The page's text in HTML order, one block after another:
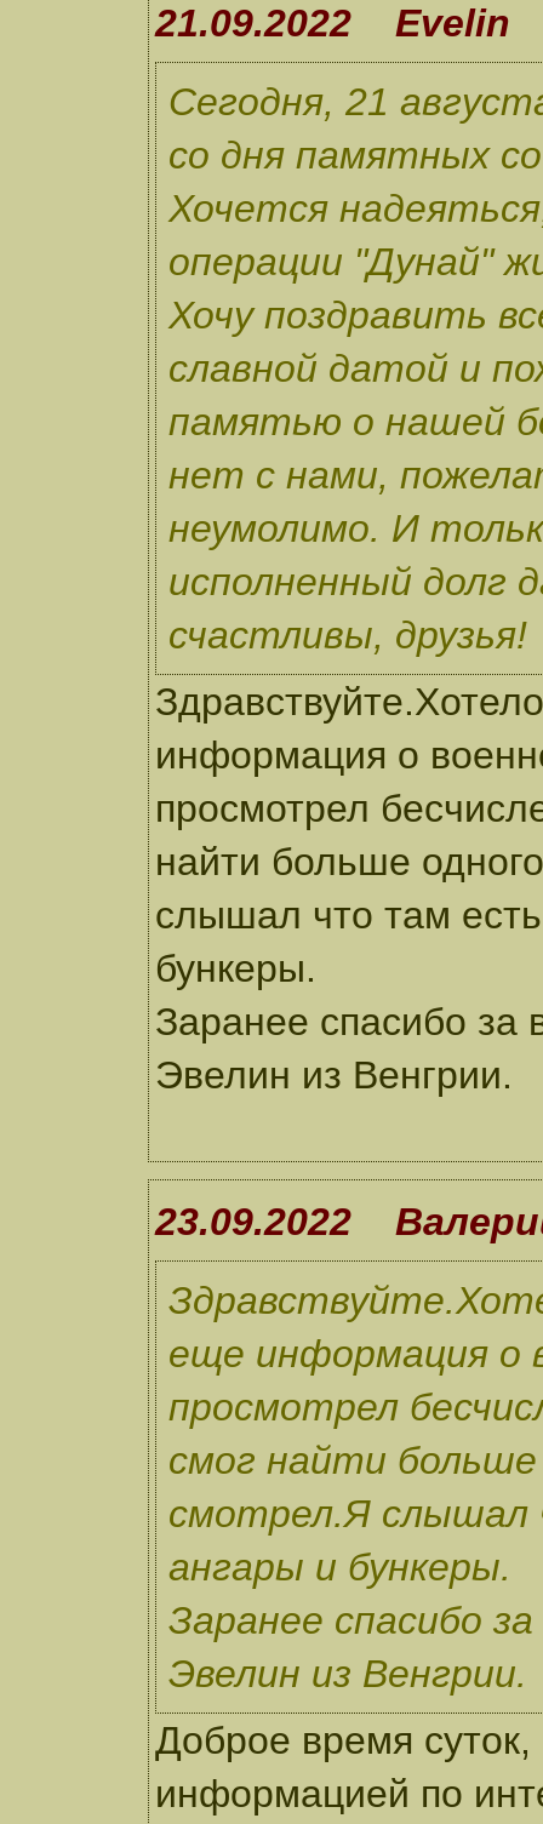
21.09.2022 Evelin
Сегодня, 21
со дня памятных
Хочется
операции "Дунай"
Хочу поздравить
славной датой и
памятью о нашей
нет с нами,
неумолимо. И
исполненный
счастливы, друзья!
информация о
просмотрел
найти больше
слышал что там
бункеры.
Заранее спасибо за
Эвелин из Венгрии.
23.09.2022
еще информация о
просмотрел
смог найти
смотрел.Я слышал
ангары и бункеры.
Заранее спасибо
Эвелин из Венгрии.
Доброе время
информацией по